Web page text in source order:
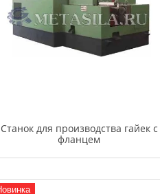
Станок для производства гайек с
фланцем